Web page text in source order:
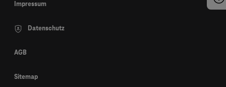
Impressum
Datenschutz
AGB
Sitemap